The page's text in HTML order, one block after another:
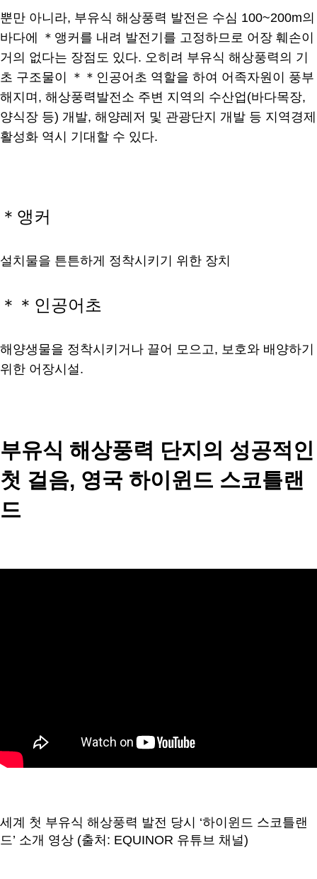
뿐만 아니라, 부유식 해상풍력 발전은 수심 100~200m의
바다에 ＊앵커를 내려 발전기를 고정하므로 어장 훼손이
거의 없다는 장점도 있다. 오히려 부유식 해상풍력의 기
초 구조물이 ＊＊인공어초 역할을 하여 어족자원이 풍부
해지며, 해상풍력발전소 주변 지역의 수산업(바다목장,
양식장 등) 개발, 해양레저 및 관광단지 개발 등 지역경제
활성화 역시 기대할 수 있다.
＊앵커
설치물을 튼튼하게 정착시키기 위한 장치
＊＊인공어초
해양생물을 정착시키거나 끌어 모으고, 보호와 배양하기
위한 어장시설.
부유식 해상풍력 단지의 성공적인
첫 걸음, 영국 하이윈드 스코틀랜
드
세계 첫 부유식 해상풍력 발전 당시 ‘하이윈드 스코틀랜
드’ 소개 영상 (출처: EQUINOR 유튜브 채널)